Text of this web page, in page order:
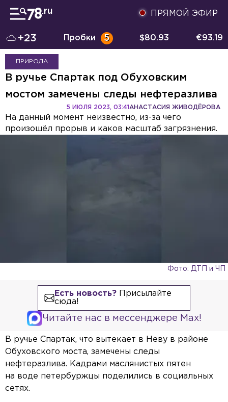
ПРЯМОЙ ЭФИР
+23 Пробки 5 $80.93 €93.19
ПРИРОДА
В ручье Спартак под Обуховским
мостом замечены следы нефтеразлива
АНАСТАСИЯ ЖИВОДЁРОВА
5 ИЮЛЯ 2023, 03:41
На данный момент неизвестно, из-за чего
произошёл прорыв и каков масштаб загрязнения.
Фото: ДТП и ЧП
Есть новость?Присылайте
сюда!
Читайте нас в мессенджере Max!
В ручье Спартак, что вытекает в Неву в районе
Обуховского моста, замечены следы
нефтеразлива. Кадрами маслянистых пятен
на воде петербуржцы поделились в социальных
сетях.